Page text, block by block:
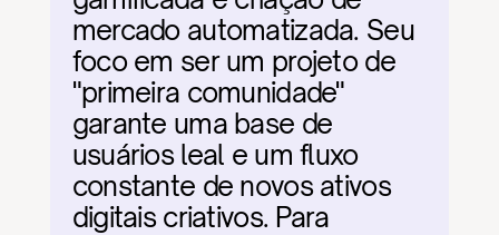
mercado automatizada. Seu
foco em ser um projeto de
"primeira comunidade"
garante uma base de
usuários leal e um fluxo
constante de novos ativos
digitais criativos. Para